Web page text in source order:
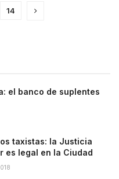
14
el banco de suplentes
taxistas: la Justicia
es legal en la Ciudad